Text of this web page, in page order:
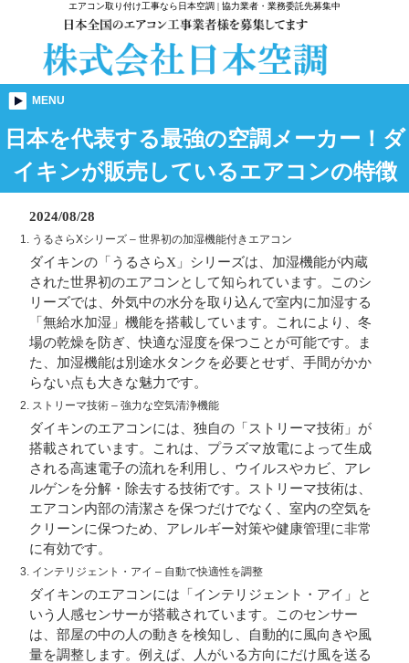
エアコン取り付け工事なら日本空調 | 協力業者・業務委託先募集中
MENU
日本を代表する最強の空調メーカー！ダ
イキンが販売しているエアコンの特徴
2024/08/28
1. うるさらXシリーズ – 世界初の加湿機能付きエアコン
ダイキンの「うるさらX」シリーズは、加湿機能が内蔵
された世界初のエアコンとして知られています。このシ
リーズでは、外気中の水分を取り込んで室内に加湿する
「無給水加湿」機能を搭載しています。これにより、冬
場の乾燥を防ぎ、快適な湿度を保つことが可能です。ま
た、加湿機能は別途水タンクを必要とせず、手間がかか
らない点も大きな魅力です。
2. ストリーマ技術 – 強力な空気清浄機能
ダイキンのエアコンには、独自の「ストリーマ技術」が
搭載されています。これは、プラズマ放電によって生成
される高速電子の流れを利用し、ウイルスやカビ、アレ
ルゲンを分解・除去する技術です。ストリーマ技術は、
エアコン内部の清潔さを保つだけでなく、室内の空気を
クリーンに保つため、アレルギー対策や健康管理に非常
に有効です。
3. インテリジェント・アイ – 自動で快適性を調整
ダイキンのエアコンには「インテリジェント・アイ」と
いう人感センサーが搭載されています。このセンサー
は、部屋の中の人の動きを検知し、自動的に風向きや風
量を調整します。例えば、人がいる方向にだけ風を送る